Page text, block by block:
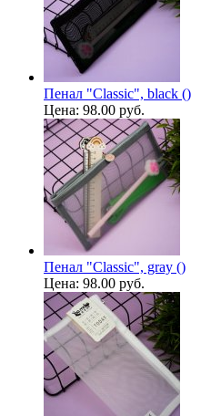
Пенал "Classic", black ()
Цена: 98.00 руб.
Пенал "Classic", gray ()
Цена: 98.00 руб.